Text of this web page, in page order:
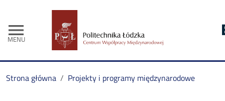
menu
MENU
Strona główna Projekty i programy międzynarodowe